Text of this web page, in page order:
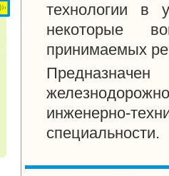
технологии в
некоторые
принимаемых
инженерно-
специальности.